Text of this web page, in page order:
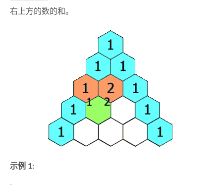
右上方的数的和。
示例 1: